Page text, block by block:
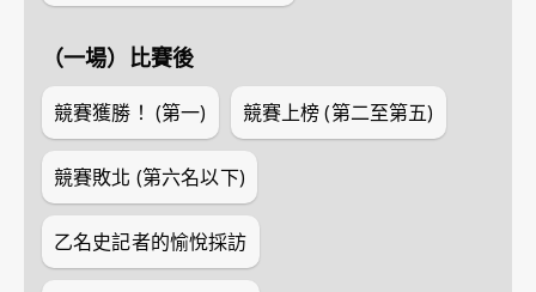
（一場）比賽後
競賽獲勝！ (第一) 競賽上榜 (第二至第五)
競賽敗北 (第六名以下)
乙名史記者的愉悅採訪